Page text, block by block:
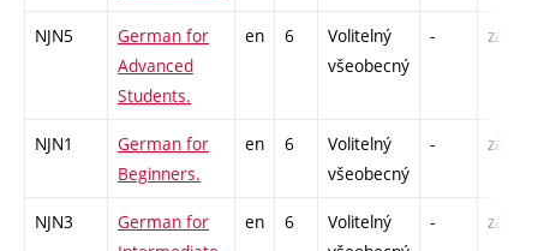
NJN5
German for
Advanced
Students.
en 6
Volitelný
všeobecný
- zá,zk
NJN1
German for
Beginners.
en 6
Volitelný
všeobecný
- zá,zk
NJN3
German for
en 6
Volitelný
- zá,zk